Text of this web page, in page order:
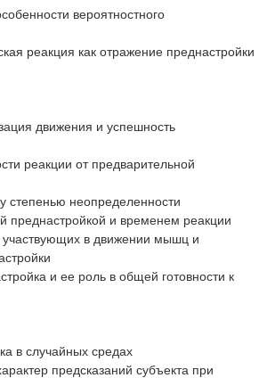
вероятностного
реакция как отражение преднастройки
движения и успешность
реакции от предварительной
степенью неопределенности
преднастройкой и временем реакции
в движении мышц и
и ее роль в общей готовности к
в случайных средах
предсказаний субъекта при